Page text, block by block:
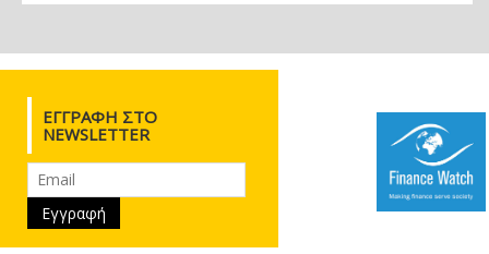
ΕΓΓΡΑΦΉ ΣΤΟ
NEWSLETTER